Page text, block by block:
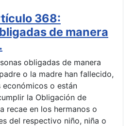
368:
de manera
obligadas de manera
o la madre han fallecido,
económicos o están
la Obligación de
recae en los hermanos o
del respectivo niño, niña o